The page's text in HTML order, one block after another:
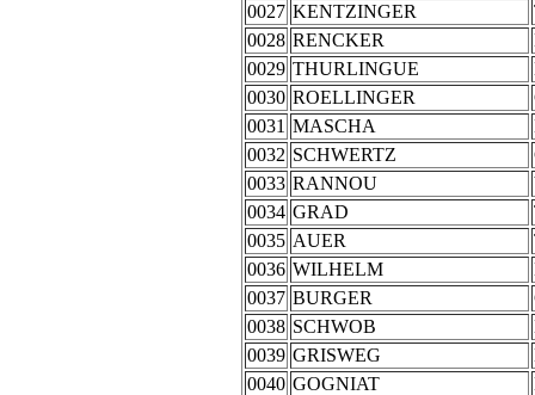
0027 KENTZINGER
0028 RENCKER
0029 THURLINGUE
0030 ROELLINGER
0031 MASCHA
0032 SCHWERTZ
0033 RANNOU
0034 GRAD
0035 AUER
0036 WILHELM
0037 BURGER
0038 SCHWOB
0039 GRISWEG
0040 GOGNIAT